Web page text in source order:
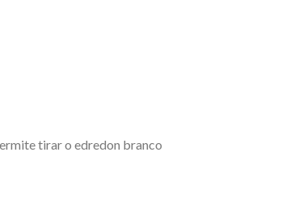
tirar o edredon branco